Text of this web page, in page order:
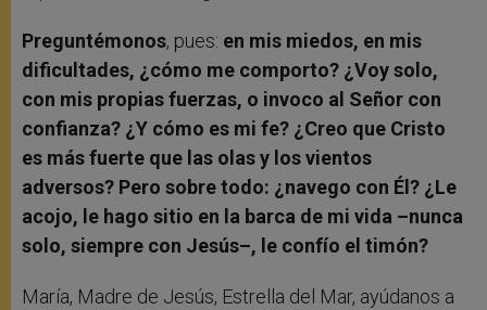
Preguntémonos, pues: en mis miedos, en mis
dificultades, ¿cómo me comporto? ¿Voy solo,
con mis propias fuerzas, o invoco al Señor con
confianza? ¿Y cómo es mi fe? ¿Creo que Cristo
es más fuerte que las olas y los vientos
adversos? Pero sobre todo: ¿navego con Él? ¿Le
acojo, le hago sitio en la barca de mi vida –nunca
solo, siempre con Jesús–, le confío el timón?
María, Madre de Jesús, Estrella del Mar, ayúdanos a